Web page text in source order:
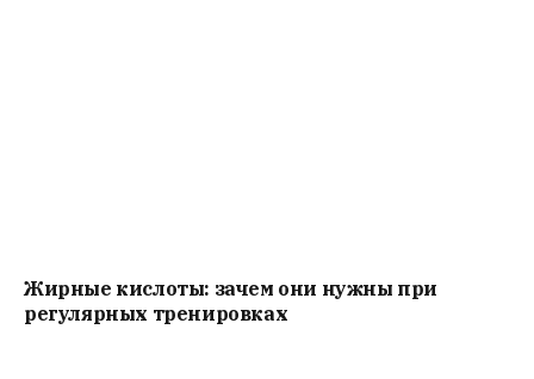
Жирные кислоты: зачем они нужны при
регулярных тренировках